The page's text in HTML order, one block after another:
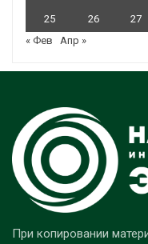
25 26 27
« Фев
Апр »
При копировании